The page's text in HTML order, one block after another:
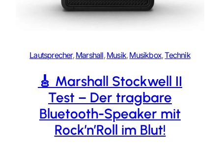
Lautsprecher, Marshall, Musik, Musikbox, Technik
🎸 Marshall Stockwell II
Test – Der tragbare
Bluetooth-Speaker mit
Rock’n’Roll im Blut!